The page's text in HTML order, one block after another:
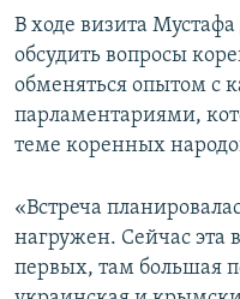
В ходе визита
обсудить вопросы
обменяться опытом с
парламентариями,
теме коренных
«Встреча
нагружен. Сейчас эта
первых, там большая